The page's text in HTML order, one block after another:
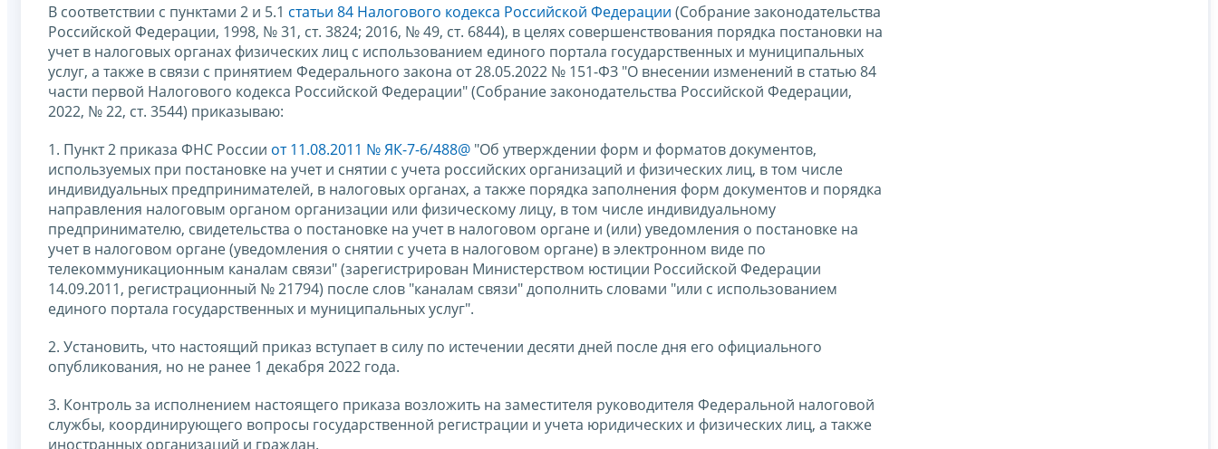
В соответствии с пунктами 2 и 5.1 статьи 84 Налогового кодекса Российской Федерации (Собрание законодательства
Российской Федерации, 1998, № 31, ст. 3824; 2016, № 49, ст. 6844), в целях совершенствования порядка постановки на
учет в налоговых органах физических лиц с использованием единого портала государственных и муниципальных
услуг, а также в связи с принятием Федерального закона от 28.05.2022 № 151-ФЗ "О внесении изменений в статью 84
части первой Налогового кодекса Российской Федерации" (Собрание законодательства Российской Федерации,
2022, № 22, ст. 3544) приказываю:
1. Пункт 2 приказа ФНС России от 11.08.2011 № ЯК-7-6/488@ "Об утверждении форм и форматов документов,
используемых при постановке на учет и снятии с учета российских организаций и физических лиц, в том числе
индивидуальных предпринимателей, в налоговых органах, а также порядка заполнения форм документов и порядка
направления налоговым органом организации или физическому лицу, в том числе индивидуальному
предпринимателю, свидетельства о постановке на учет в налоговом органе и (или) уведомления о постановке на
учет в налоговом органе (уведомления о снятии с учета в налоговом органе) в электронном виде по
телекоммуникационным каналам связи" (зарегистрирован Министерством юстиции Российской Федерации
14.09.2011, регистрационный № 21794) после слов "каналам связи" дополнить словами "или с использованием
единого портала государственных и муниципальных услуг".
2. Установить, что настоящий приказ вступает в силу по истечении десяти дней после дня его официального
опубликования, но не ранее 1 декабря 2022 года.
3. Контроль за исполнением настоящего приказа возложить на заместителя руководителя Федеральной налоговой
службы, координирующего вопросы государственной регистрации и учета юридических и физических лиц, а также
иностранных организаций и граждан.